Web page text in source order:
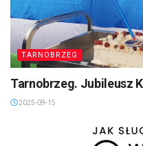
TARNOBRZEG
Tarnobrzeg. Jubileusz
2025-09-15